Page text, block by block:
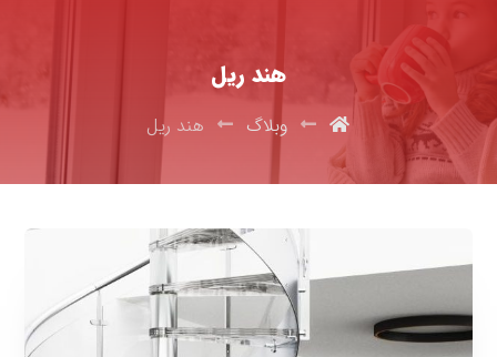
هند ریل
وبلاگ هند ریل